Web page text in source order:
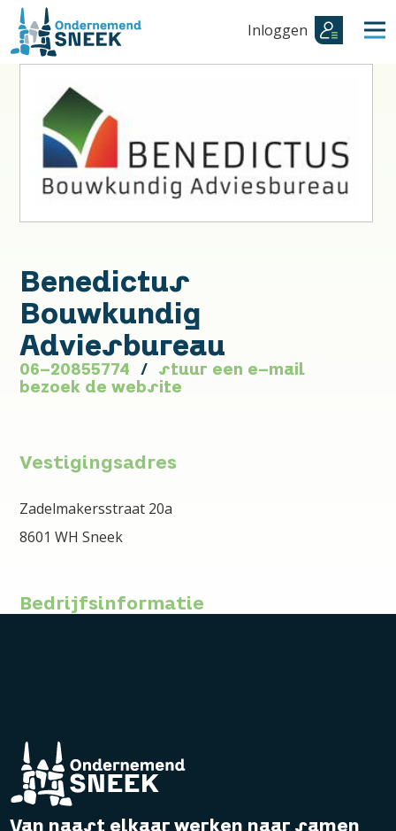
Inloggen
Benedictus
Bouwkundig
Adviesbureau
06-20855774
stuur een e-mail
bezoek de website
Vestigingsadres
Zadelmakersstraat 20a
8601 WH Sneek
Bedrijfsinformatie
Van naast elkaar werken naar samen